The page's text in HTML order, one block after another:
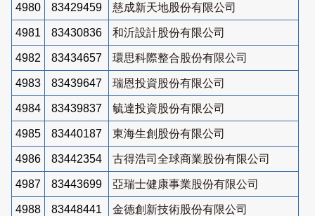
4980 83429459 慈成新天地股份有限公司
4981 83430836 和沂設計股份有限公司
4982 83434657 環思科際整合股份有限公司
4983 83439647 瑞恩投資股份有限公司
4984 83439837 毓達投資股份有限公司
4985 83440187 東海生創股份有限公司
4986 83442354 古得浩司全球商業股份有限公司
4987 83443699 亞瑞士健康事業股份有限公司
4988 83448441 金德創新技術股份有限公司